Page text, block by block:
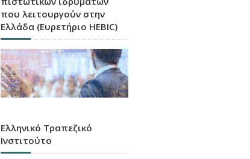
που λειτουργούν στην
Ελλάδα (Ευρετήριο HEBIC)
Ελληνικό Τραπεζικό
Ινστιτούτο